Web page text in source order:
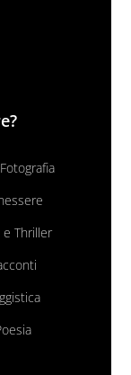
e Thriller